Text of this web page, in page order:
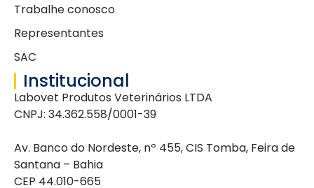
Trabalhe conosco
Representantes
SAC
Institucional
Labovet Produtos Veterinários LTDA
CNPJ: 34.362.558/0001-39
Av. Banco do Nordeste, nº 455, CIS Tomba, Feira de
Santana – Bahia
CEP 44.010-665